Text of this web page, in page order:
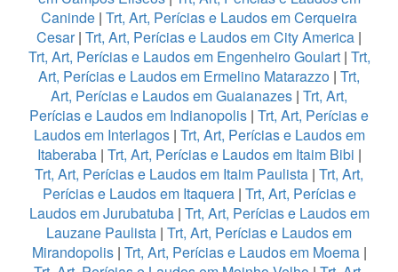
Caninde | Trt, Art, Perícias e Laudos em Cerqueira
Cesar| Trt, Art, Perícias e Laudos em City America |
Trt, Art, Perícias e Laudos em Engenheiro Goulart | Trt,
Art, Perícias e Laudos em Ermelino Matarazzo | Trt,
Art, Perícias e Laudos em Guaianazes | Trt, Art,
Perícias e Laudos em Indianopolis | Trt, Art, Perícias e
Laudos em Interlagos| Trt, Art, Perícias e Laudos em
Itaberaba| Trt, Art, Perícias e Laudos em Itaim Bibi |
Trt, Art, Perícias e Laudos em Itaim Paulista | Trt, Art,
Perícias e Laudos em Itaquera| Trt, Art, Perícias e
Laudos em Jurubatuba| Trt, Art, Perícias e Laudos em
Lauzane Paulista | Trt, Art, Perícias e Laudos em
Mirandopolis| Trt, Art, Perícias e Laudos em Moema|